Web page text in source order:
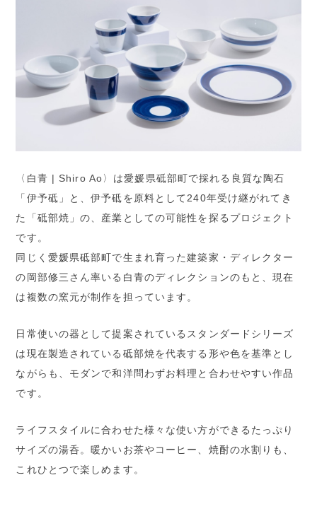
〈白青 | Shiro Ao〉は愛媛県砥部町で採れる良質な陶石
「伊予砥」と、伊予砥を原料として240年受け継がれてき
た「砥部焼」の、産業としての可能性を探るプロジェクト
です。
同じく愛媛県砥部町で生まれ育った建築家・ディレクター
の岡部修三さん率いる白青のディレクションのもと、現在
は複数の窯元が制作を担っています。
日常使いの器として提案されているスタンダードシリーズ
は現在製造されている砥部焼を代表する形や色を基準とし
ながらも、モダンで和洋問わずお料理と合わせやすい作品
です。
ライフスタイルに合わせた様々な使い方ができるたっぷり
サイズの湯呑。暖かいお茶やコーヒー、焼酎の水割りも、
これひとつで楽しめます。